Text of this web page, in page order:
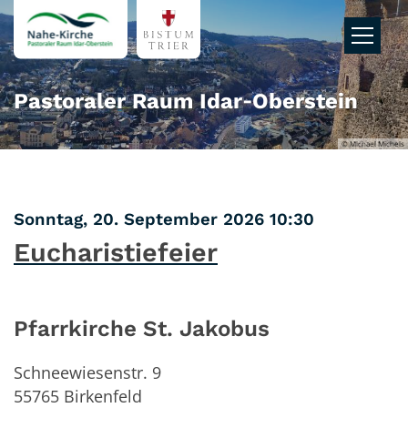
Zum Inhalt springen
© Michael Michels
Pastoraler Raum Idar‑Oberstein
Sonntag, 20. September 2026 10:30
Eucharistiefeier
Pfarrkirche St. Jakobus
Schneewiesenstr. 9
55765 Birkenfeld